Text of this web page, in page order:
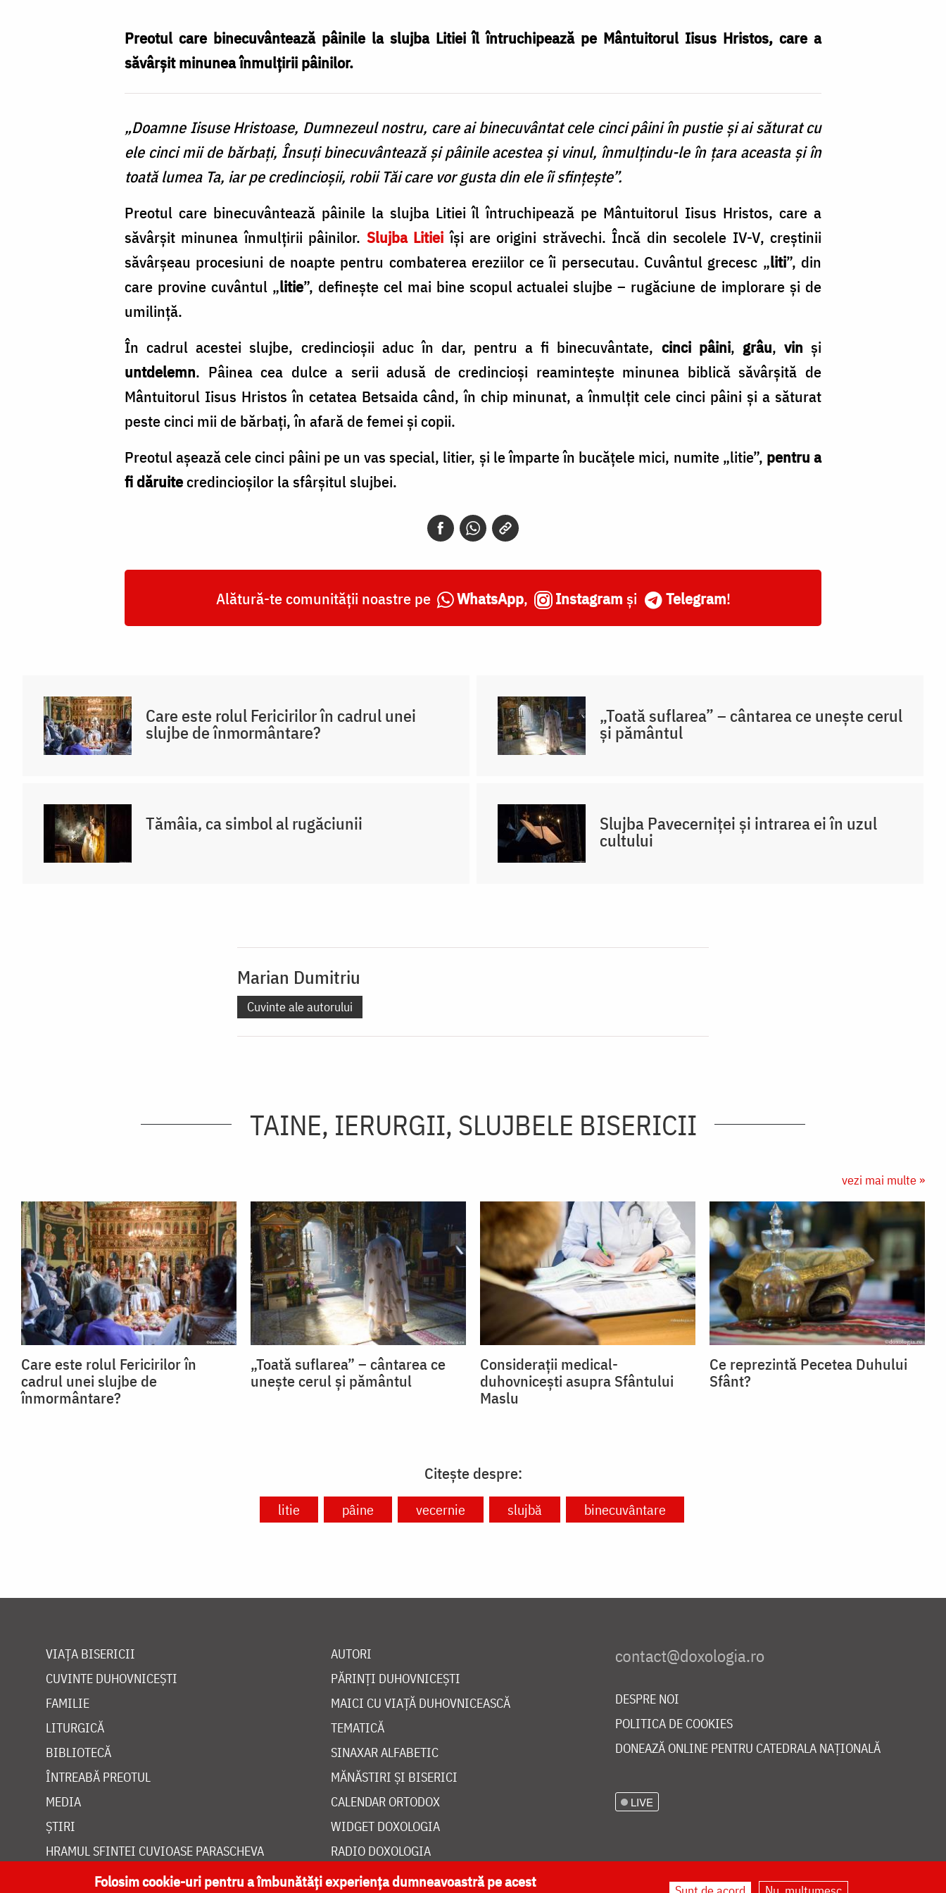
Preotul care binecuvântează pâinile la slujba Litiei îl întruchipează pe Mântuitorul Iisus Hristos, care a
săvârşit minunea înmulţirii pâinilor.
„Doamne Iisuse Hristoase, Dumnezeul nostru, care ai binecuvântat cele cinci pâini în pustie și ai săturat cu
ele cinci mii de bărbați, Însuți binecuvântează și pâinile acestea și vinul, înmulțindu-le în țara aceasta și în
toată lumea Ta, iar pe credincioșii, robii Tăi care vor gusta din ele îi sfințește”.
Preotul care binecuvântează pâinile la slujba Litiei îl întruchipează pe Mântuitorul Iisus Hristos, care a
săvârşit minunea înmulţirii pâinilor. Slujba Litiei își are origini străvechi. Încă din secolele IV-V, creștinii
săvârșeau procesiuni de noapte pentru combaterea ereziilor ce îi persecutau. Cuvântul grecesc „liti”, din
care provine cuvântul „litie”, definește cel mai bine scopul actualei slujbe – rugăciune de implorare și de
umilință.
În cadrul acestei slujbe, credincioșii aduc în dar, pentru a fi binecuvântate, cinci pâini, grâu, vin și
untdelemn. Pâinea cea dulce a serii adusă de credincioși reamintește minunea biblică săvârșită de
Mântuitorul Iisus Hristos în cetatea Betsaida când, în chip minunat, a înmulțit cele cinci pâini și a săturat
peste cinci mii de bărbați, în afară de femei și copii.
Preotul așează cele cinci pâini pe un vas special, litier, și le împarte în bucățele mici, numite „litie”, pentru a
fi dăruitecredincioșilor la sfârșitul slujbei.
Alătură-te comunității noastre pe WhatsApp, Instagram și Telegram!
Care este rolul Fericirilor în cadrul unei
slujbe de înmormântare?
„Toată suflarea” – cântarea ce unește cerul
și pământul
Tămâia, ca simbol al rugăciunii Slujba Pavecerniței și intrarea ei în uzul
cultului
Marian Dumitriu
Cuvinte ale autorului
TAINE, IERURGII, SLUJBELE BISERICII
vezi mai multe »
Care este rolul Fericirilor în
cadrul unei slujbe de
înmormântare?
„Toată suflarea” – cântarea ce
unește cerul și pământul
Considerații medical-
duhovnicești asupra Sfântului
Maslu
Ce reprezintă Pecetea Duhului
Sfânt?
Citește despre:
litie pâine vecernie slujbă binecuvântare
VIAȚA BISERICII
CUVINTE DUHOVNICEȘTI
FAMILIE
LITURGICĂ
BIBLIOTECĂ
ÎNTREABĂ PREOTUL
MEDIA
ȘTIRI
HRAMUL SFINTEI CUVIOASE PARASCHEVA
AUTORI
PĂRINȚI DUHOVNICEȘTI
MAICI CU VIAȚĂ DUHOVNICEASCĂ
TEMATICĂ
SINAXAR ALFABETIC
MĂNĂSTIRI ȘI BISERICI
CALENDAR ORTODOX
WIDGET DOXOLOGIA
RADIO DOXOLOGIA
DESPRE NOI
POLITICA DE COOKIES
DONEAZĂ ONLINE PENTRU CATEDRALA NAȚIONALĂ
LIVE
Folosim cookie-uri pentru a îmbunătăți experiența dumneavoastră pe acest